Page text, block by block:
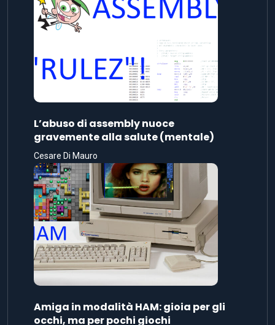
L’abuso di assembly nuoce
gravemente alla salute (mentale)
Cesare Di Mauro
Amiga in modalità HAM: gioia per gli
occhi, ma per pochi giochi